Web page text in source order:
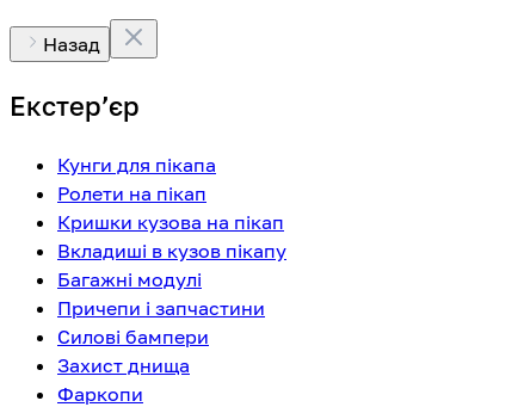
Назад
Екстерʼєр
Кунги для пікапа
Ролети на пікап
Кришки кузова на пікап
Вкладиші в кузов пікапу
Багажні модулі
Причепи і запчастини
Силові бампери
Захист днища
Фаркопи